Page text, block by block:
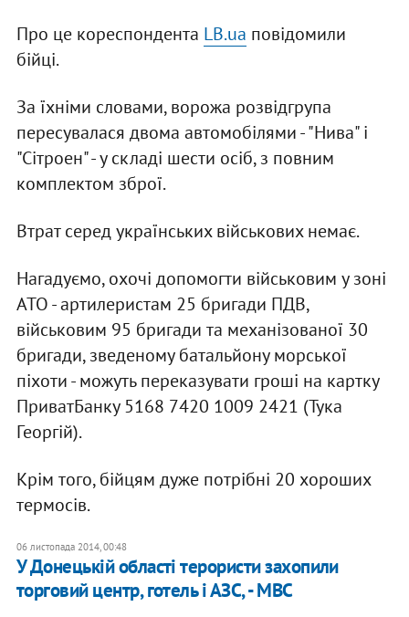
Про це кореспондента LB.ua повідомили
бійці.
За їхніми словами, ворожа розвідгрупа
пересувалася двома автомобілями - "Нива" і
"Сітроен" - у складі шести осіб, з повним
комплектом зброї.
Втрат серед українських військових немає.
Нагадуємо, охочі допомогти військовим у зоні
АТО - артилеристам 25 бригади ПДВ,
військовим 95 бригади та механізованої 30
бригади, зведеному батальйону морської
піхоти - можуть переказувати гроші на картку
ПриватБанку 5168 7420 1009 2421 (Тука
Георгій).
Крім того, бійцям дуже потрібні 20 хороших
термосів.
06 листопада 2014, 00:48
У Донецькій області терористи захопили
торговий центр, готель і АЗС, - МВС